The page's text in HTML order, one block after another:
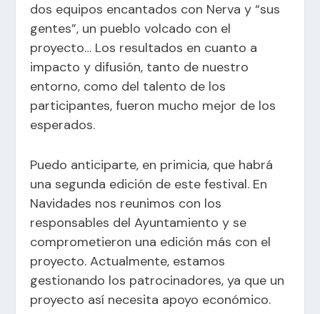
dos equipos encantados con Nerva y “sus
gentes”, un pueblo volcado con el
proyecto… Los resultados en cuanto a
impacto y difusión, tanto de nuestro
entorno, como del talento de los
participantes, fueron mucho mejor de los
esperados.
Puedo anticiparte, en primicia, que habrá
una segunda edición de este festival. En
Navidades nos reunimos con los
responsables del Ayuntamiento y se
comprometieron una edición más con el
proyecto. Actualmente, estamos
gestionando los patrocinadores, ya que un
proyecto así necesita apoyo económico.